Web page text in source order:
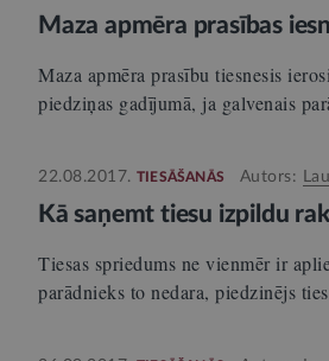
Maza apmēra prasības
Maza apmēra prasību tiesnesis
piedziņas gadījumā, ja galvenais
22.08.2017. TIESĀŠANĀS Autors:
Kā saņemt tiesu izpildu
Tiesas spriedums ne vienmēr ir
parādnieks to nedara, piedzinējs